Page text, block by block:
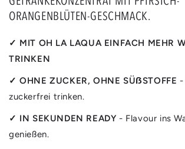
ORANGENBLÜTEN-GESCHMACK.
✓ MIT OH LA LAQUA EINFACH MEHR
TRINKEN
✓ OHNE ZUCKER, OHNE SÜẞSTOFFE -
zuckerfrei trinken.
✓ IN SEKUNDEN READY - Flavour ins
genießen.